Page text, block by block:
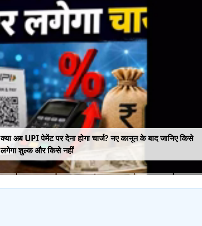
क्या अब UPI पेमेंट पर देना होगा चार्ज? नए कानून के बाद जानिए किसे
लगेगा शुल्क और किसे नहीं